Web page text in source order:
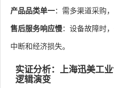
产品品类单一：需多渠道采购
售后服务响应慢：设备故障时
中断和经济损失。
实证分析：上海迅美工
逻辑演变